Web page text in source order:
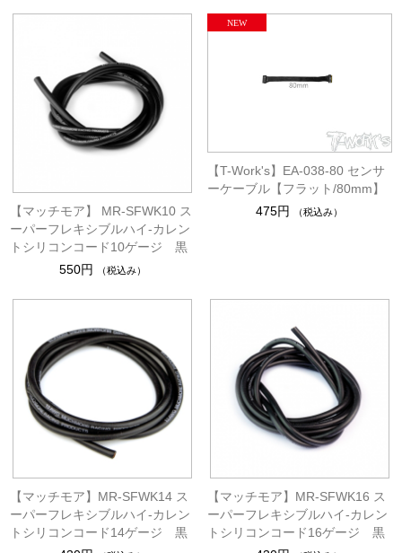
【マッチモア】 MR-SFWK10 ス
ーパーフレキシブルハイ-カレン
トシリコンコード10ゲージ 黒
550円
（税込み）
【T-Work's】EA-038-80 センサ
ーケーブル【フラット/80mm】
475円
（税込み）
【マッチモア】MR-SFWK14 ス
ーパーフレキシブルハイ-カレン
トシリコンコード14ゲージ 黒
【マッチモア】MR-SFWK16 ス
ーパーフレキシブルハイ-カレン
トシリコンコード16ゲージ 黒